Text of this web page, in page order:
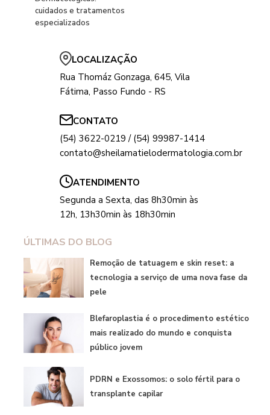
cuidados e tratamentos
especializados
LOCALIZAÇÃO
Rua Thomáz Gonzaga, 645, Vila
Fátima, Passo Fundo - RS
CONTATO
(54) 3622-0219 / (54) 99987-1414
contato@sheilamatielodermatologia.com.br
ATENDIMENTO
Segunda a Sexta, das 8h30min às
12h, 13h30min às 18h30min
ÚLTIMAS DO BLOG
Remoção de tatuagem e skin reset: a
tecnologia a serviço de uma nova fase da
pele
Blefaroplastia é o procedimento estético
mais realizado do mundo e conquista
público jovem
PDRN e Exossomos: o solo fértil para o
transplante capilar